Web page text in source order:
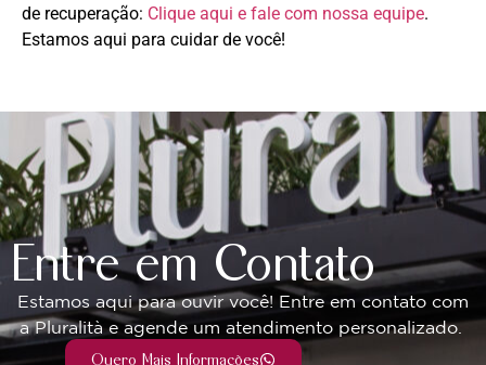
de recuperação: Clique aqui e fale com nossa equipe.
Estamos aqui para cuidar de você!
Entre em Contato
Estamos aqui para ouvir você! Entre em contato com
a Pluralità e agende um atendimento personalizado.
Quero Mais Informações